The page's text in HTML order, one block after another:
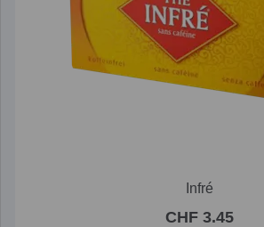
Infré
CHF 3.45